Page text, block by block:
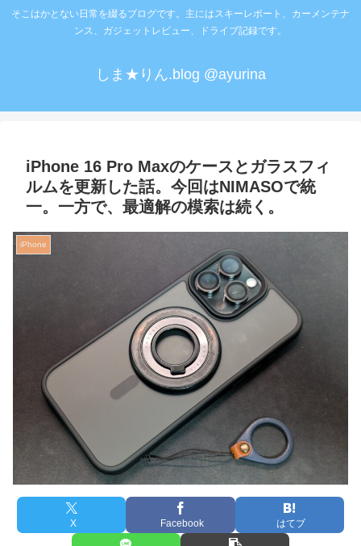
そこはかとない日常を綴るブログです。主にはスキーレポート、カーメンテナ
ンス、ガジェットレビュー、ドライブ記録です。
しま★りん.blog @ayurina
iPhone 16 Pro Maxのケースとガラスフィ
ルムを更新した話。今回はNIMASOで統
一。一方で、最適解の模索は続く。
iPhone
X Facebook はてブ